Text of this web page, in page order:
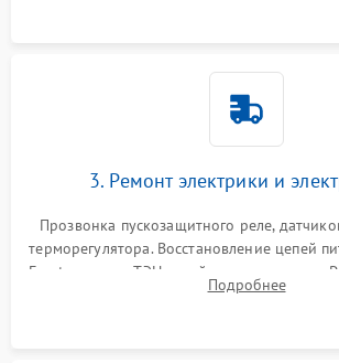
3. Ремонт электрики и
Прозвонка пускозащитного реле,
терморегулятора. Восстановление цепей
Frost, включая ТЭН оттайки и вентилятор.
платы управления при сбоях
Подробнее